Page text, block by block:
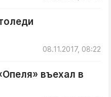
08.11.2017, 08:22
въехал в